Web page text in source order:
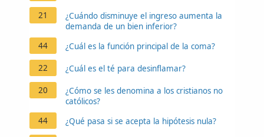
21
¿Cuándo disminuye el ingreso aumenta la
demanda de un bien inferior?
44
¿Cuál es la función principal de la coma?
22 ¿Cuál es el té para desinflamar?
20
¿Cómo se les denomina a los cristianos no
católicos?
44
¿Qué pasa si se acepta la hipótesis nula?